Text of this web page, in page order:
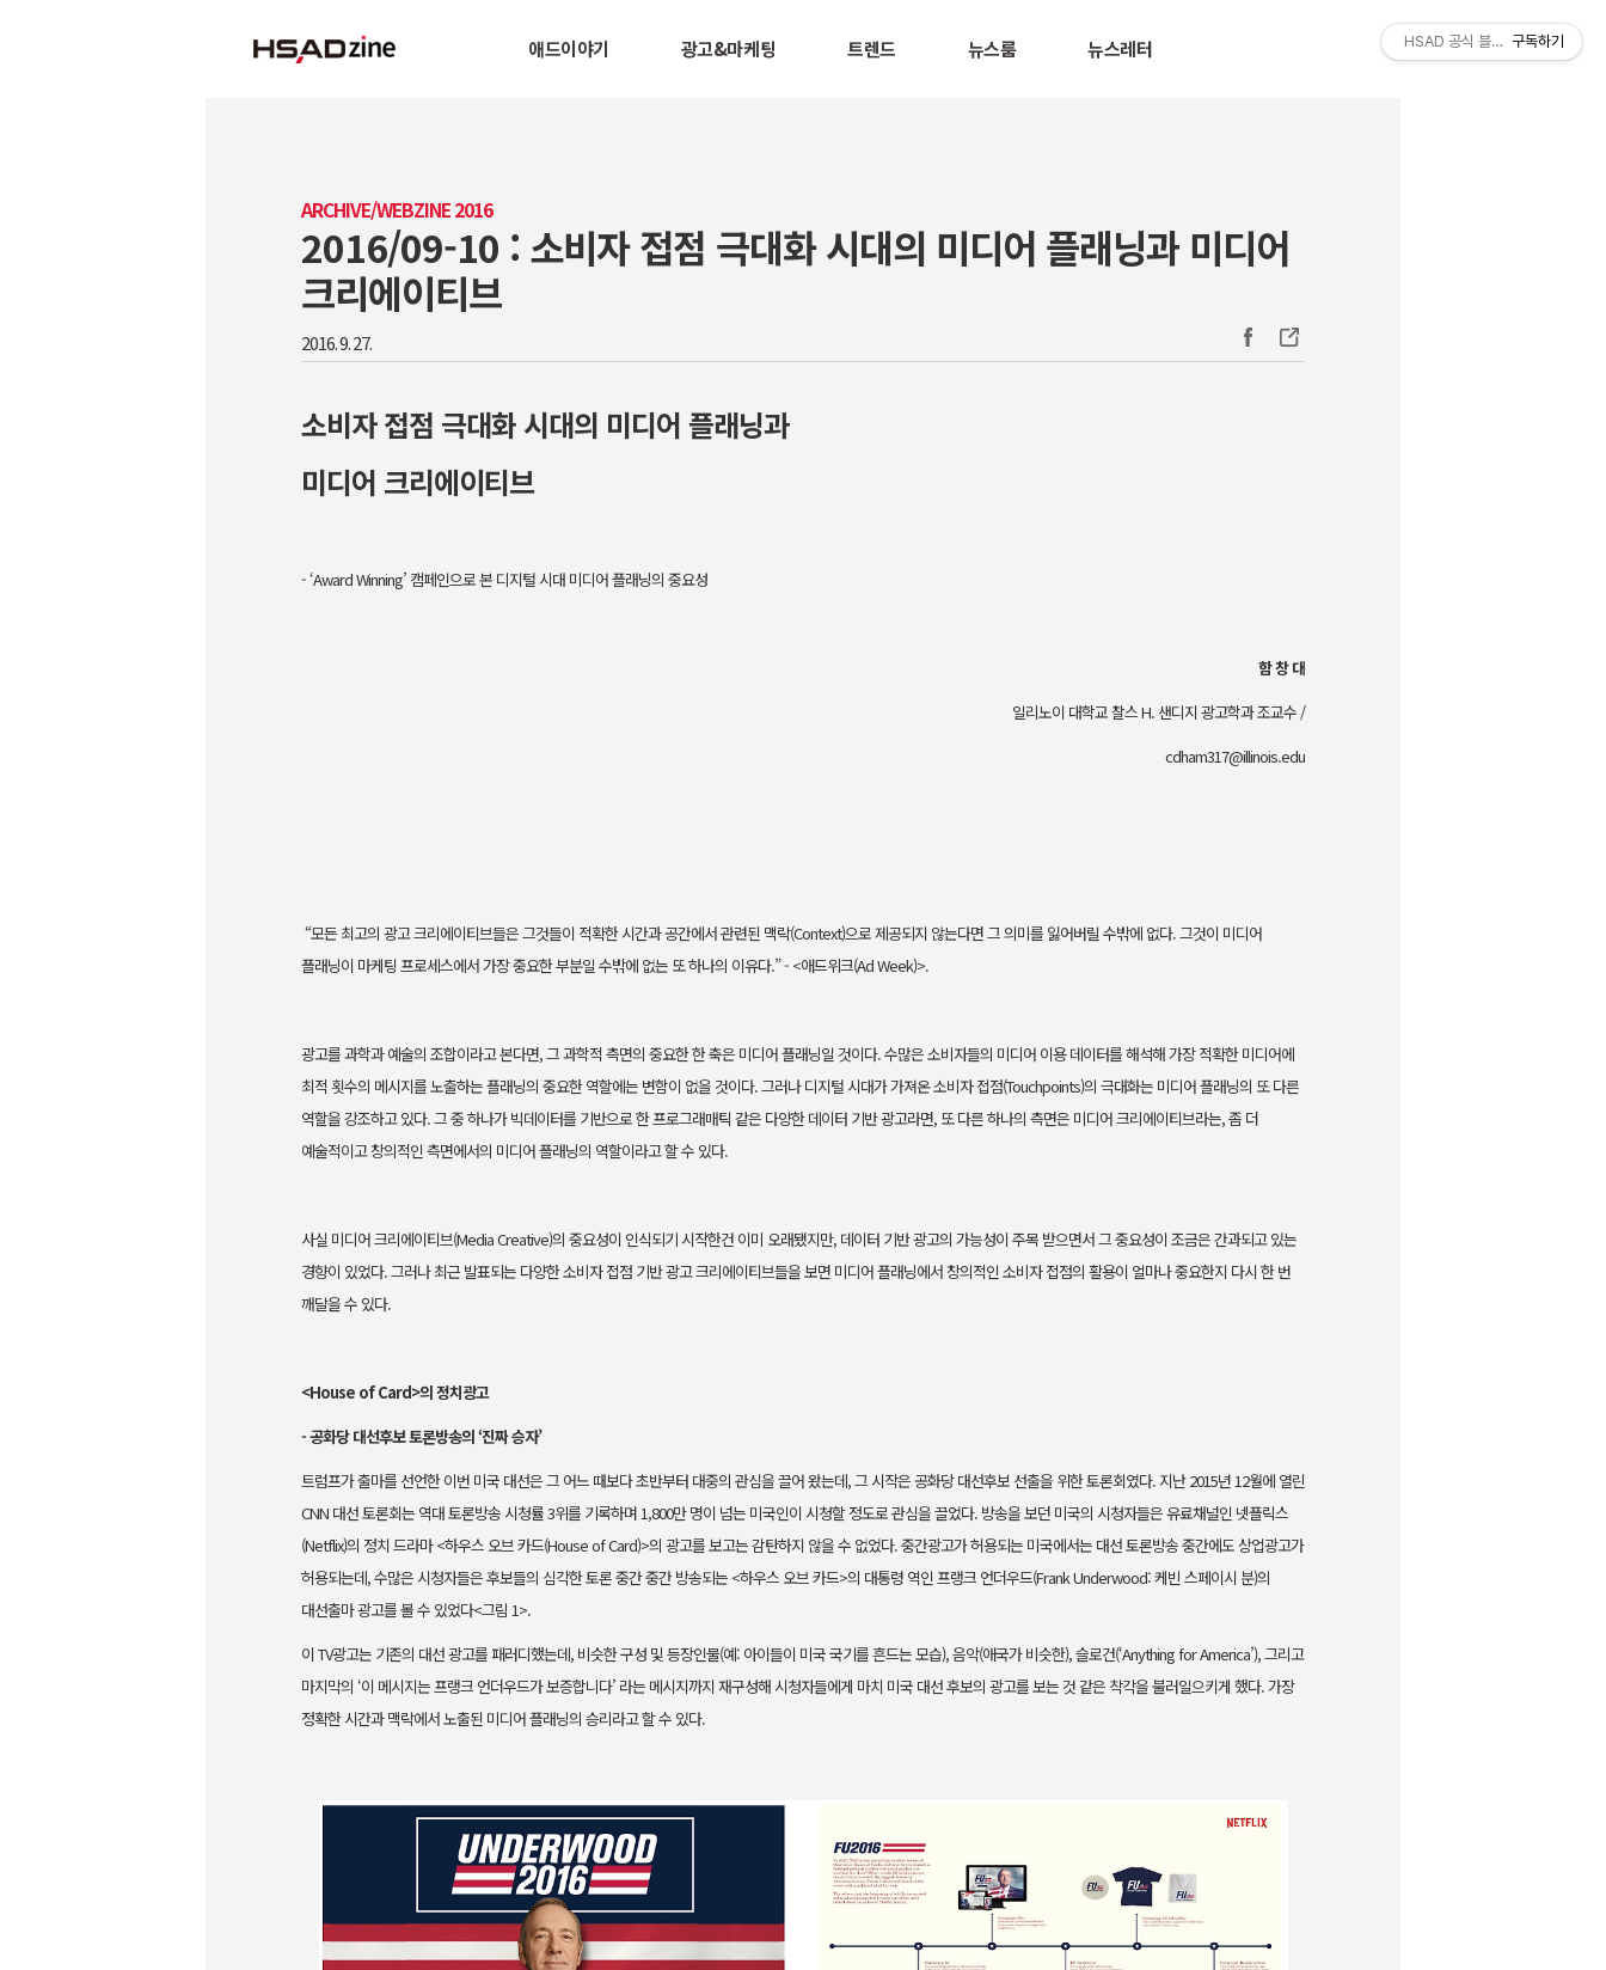
애드이야기 광고&마케팅 트렌드 뉴스룸 뉴스레터
ARCHIVE/WEBZINE 2016
2016/09-10 : 소비자 접점 극대화 시대의 미디어 플래닝과 미디어
크리에이티브
2016. 9. 27.
소비자 접점 극대화 시대의 미디어 플래닝과
미디어 크리에이티브
- ‘Award Winning’ 캠페인으로 본 디지털 시대 미디어 플래닝의 중요성
함 창 대
일리노이 대학교 찰스 H. 샌디지 광고학과 조교수 /
cdham317@illinois.edu
“모든 최고의 광고 크리에이티브들은 그것들이 적확한 시간과 공간에서 관련된 맥락(Context)으로 제공되지 않는다면 그 의미를 잃어버릴 수밖에 없다. 그것이 미디어
플래닝이 마케팅 프로세스에서 가장 중요한 부분일 수밖에 없는 또 하나의 이유다.” - <애드위크(Ad Week)>.
광고를 과학과 예술의 조합이라고 본다면, 그 과학적 측면의 중요한 한 축은 미디어 플래닝일 것이다. 수많은 소비자들의 미디어 이용 데이터를 해석해 가장 적확한 미디어에
최적 횟수의 메시지를 노출하는 플래닝의 중요한 역할에는 변함이 없을 것이다. 그러나 디지털 시대가 가져온 소비자 접점(Touchpoints)의 극대화는 미디어 플래닝의 또 다른
역할을 강조하고 있다. 그 중 하나가 빅데이터를 기반으로 한 프로그래매틱 같은 다양한 데이터 기반 광고라면, 또 다른 하나의 측면은 미디어 크리에이티브라는, 좀 더
예술적이고 창의적인 측면에서의 미디어 플래닝의 역할이라고 할 수 있다.
사실 미디어 크리에이티브(Media Creative)의 중요성이 인식되기 시작한건 이미 오래됐지만, 데이터 기반 광고의 가능성이 주목 받으면서 그 중요성이 조금은 간과되고 있는
경향이 있었다. 그러나 최근 발표되는 다양한 소비자 접점 기반 광고 크리에이티브들을 보면 미디어 플래닝에서 창의적인 소비자 접점의 활용이 얼마나 중요한지 다시 한 번
깨달을 수 있다.
<House of Card>의 정치광고
- 공화당 대선후보 토론방송의 ‘진짜 승자’
트럼프가 출마를 선언한 이번 미국 대선은 그 어느 때보다 초반부터 대중의 관심을 끌어 왔는데, 그 시작은 공화당 대선후보 선출을 위한 토론회였다. 지난 2015년 12월에 열린
CNN 대선 토론회는 역대 토론방송 시청률 3위를 기록하며 1,800만 명이 넘는 미국인이 시청할 정도로 관심을 끌었다. 방송을 보던 미국의 시청자들은 유료채널인 넷플릭스
(Netflix)의 정치 드라마 <하우스 오브 카드(House of Card)>의 광고를 보고는 감탄하지 않을 수 없었다. 중간광고가 허용되는 미국에서는 대선 토론방송 중간에도 상업광고가
허용되는데, 수많은 시청자들은 후보들의 심각한 토론 중간 중간 방송되는 <하우스 오브 카드>의 대통령 역인 프랭크 언더우드(Frank Underwood: 케빈 스페이시 분)의
대선출마 광고를 볼 수 있었다<그림 1>.
이 TV광고는 기존의 대선 광고를 패러디했는데, 비슷한 구성 및 등장인물(예: 아이들이 미국 국기를 흔드는 모습), 음악(애국가 비슷한), 슬로건(‘Anything forAmerica’), 그리고
마지막의 ‘이 메시지는 프랭크 언더우드가 보증합니다’ 라는 메시지까지 재구성해 시청자들에게 마치 미국 대선 후보의 광고를 보는 것 같은 착각을 불러일으키게 했다. 가장
정확한 시간과 맥락에서 노출된 미디어 플래닝의 승리라고 할 수 있다.
HSAD 공식 블로그 HSADzine
구독하기